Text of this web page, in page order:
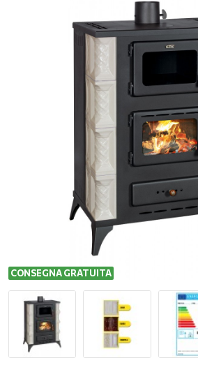
CONSEGNA GRATUITA